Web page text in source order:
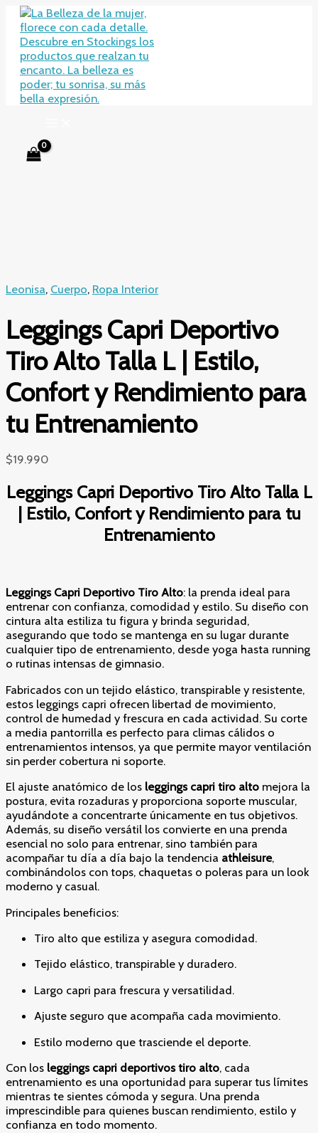
contenido
Leonisa, Cuerpo, Ropa Interior
Leggings Capri Deportivo
Tiro Alto Talla L | Estilo,
Confort y Rendimiento para
tu Entrenamiento
$19.990
Leggings Capri Deportivo Tiro Alto Talla L
| Estilo, Confort y Rendimiento para tu
Entrenamiento
Leggings Capri Deportivo Tiro Alto: la prenda ideal para
entrenar con confianza, comodidad y estilo. Su diseño con
cintura alta estiliza tu figura y brinda seguridad,
asegurando que todo se mantenga en su lugar durante
cualquier tipo de entrenamiento, desde yoga hasta running
o rutinas intensas de gimnasio.
Fabricados con un tejido elástico, transpirable y resistente,
estos leggings capri ofrecen libertad de movimiento,
control de humedad y frescura en cada actividad. Su corte
a media pantorrilla es perfecto para climas cálidos o
entrenamientos intensos, ya que permite mayor ventilación
sin perder cobertura ni soporte.
El ajuste anatómico de los leggings capri tiro alto mejora la
postura, evita rozaduras y proporciona soporte muscular,
ayudándote a concentrarte únicamente en tus objetivos.
Además, su diseño versátil los convierte en una prenda
esencial no solo para entrenar, sino también para
acompañar tu día a día bajo la tendencia athleisure,
combinándolos con tops, chaquetas o poleras para un look
moderno y casual.
Principales beneficios:
Tiro alto que estiliza y asegura comodidad.
Tejido elástico, transpirable y duradero.
Largo capri para frescura y versatilidad.
Ajuste seguro que acompaña cada movimiento.
Estilo moderno que trasciende el deporte.
Con los leggings capri deportivos tiro alto, cada
entrenamiento es una oportunidad para superar tus límites
mientras te sientes cómoda y segura. Una prenda
imprescindible para quienes buscan rendimiento, estilo y
confianza en todo momento.